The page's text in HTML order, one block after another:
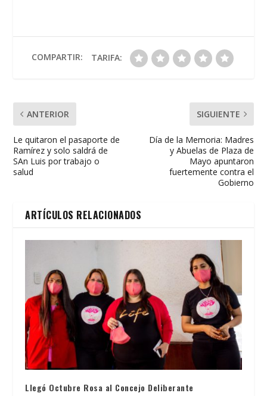
o
o
A
p
ar
ti
COMPARTIR: TARIFA:
ANTERIOR
Le quitaron el pasaporte de
Ramírez y solo saldrá de
SAn Luis por trabajo o
salud
SIGUIENTE
Día de la Memoria: Madres
y Abuelas de Plaza de
Mayo apuntaron
fuertemente contra el
Gobierno
ARTÍCULOS RELACIONADOS
Llegó Octubre Rosa al Concejo Deliberante